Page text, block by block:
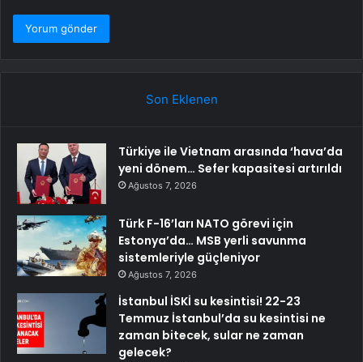
Son Eklenen
Türkiye ile Vietnam arasında ‘hava’da
yeni dönem… Sefer kapasitesi artırıldı
Ağustos 7, 2026
Türk F-16’ları NATO görevi için
Estonya’da… MSB yerli savunma
sistemleriyle güçleniyor
Ağustos 7, 2026
İstanbul İSKİ su kesintisi! 22-23
Temmuz İstanbul’da su kesintisi ne
zaman bitecek, sular ne zaman
gelecek?